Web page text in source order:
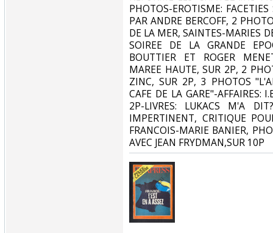
PHOTOS-EROTISME:
PAR ANDRE BERCOFF, 2
DE LA MER, SAINTES-MARIES
SOIREE DE LA GRANDE
BOUTTIER ET ROGER
MAREE HAUTE, SUR 2P, 2
ZINC, SUR 2P, 3 PHOTOS
CAFE DE LA GARE"-AFFAIRES:
2P-LIVRES: LUKACS M'A
IMPERTINENT, CRITIQUE
FRANCOIS-MARIE BANIER,
AVEC JEAN FRYDMAN,SUR 10P‎